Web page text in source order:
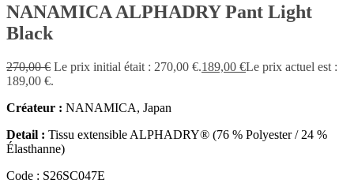
NANAMICA ALPHADRY Pant Light
Black
270,00€ Le prix initial était : 270,00 €.189,00 €Le prix actuel est :
189,00 €.
Créateur : NANAMICA, Japan
Detail : Tissu extensible ALPHADRY® (76 % Polyester / 24 %
Élasthanne)
Code : S26SC047E